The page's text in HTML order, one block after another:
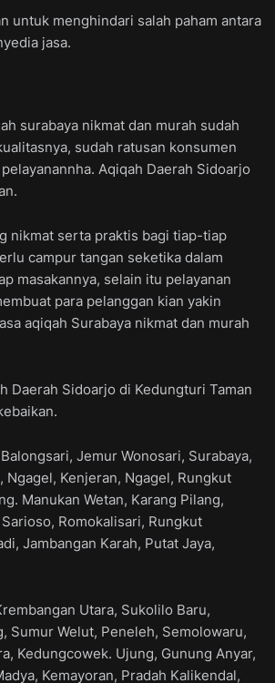
untuk menghindari salah paham antara
jasa.
surabaya nikmat dan murah sudah
sudah ratusan konsumen
Aqiqah Daerah Sidoarjo
nikmat serta praktis bagi tiap-tiap
campur tangan seketika dalam
masakannya, selain itu pelayanan
para pelanggan kian yakin
aqiqah Surabaya nikmat dan murah
Daerah Sidoarjo di Kedungturi Taman
Jemur Wonosari, Surabaya,
Ngagel, Kenjeran, Ngagel, Rungkut
Manukan Wetan, Karang Pilang,
Romokalisari, Rungkut
Jambangan Karah, Putat Jaya,
Utara, Sukolilo Baru,
Sumur Welut, Peneleh, Semolowaru,
Kedungcowek. Ujung, Gunung Anyar,
Kemayoran, Pradah Kalikendal,